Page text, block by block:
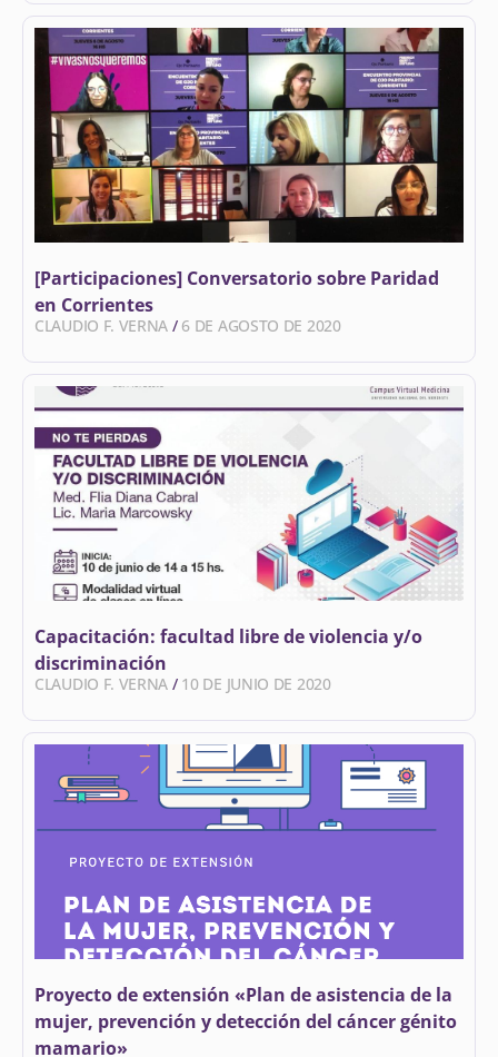
[Participaciones] Conversatorio sobre Paridad
en Corrientes
CLAUDIO F. VERNA 6 DE AGOSTO DE 2020
Capacitación: facultad libre de violencia y/o
discriminación
CLAUDIO F. VERNA 10 DE JUNIO DE 2020
Proyecto de extensión «Plan de asistencia de la
mujer, prevención y detección del cáncer génito
mamario»